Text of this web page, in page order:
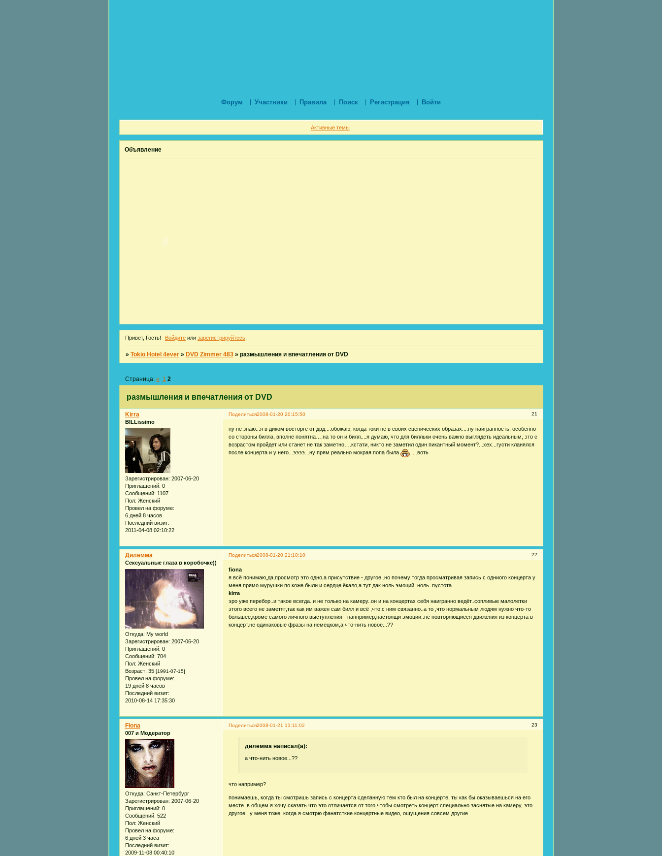
Форум Участники Правила Поиск Регистрация Войти
Активные темы
Объявление
Привет, Гость! Войдите или зарегистрируйтесь
» Tokio Hotel 4ever » DVD Zimmer 483 » размышления и впечатления от DVD
размышления и впечатления от DVD
Страница: « 1 2
Поделиться 21
2008-01-20 20:15:50
Kirra
BILLissimo
Зарегистрирован: 2007-06-20
Приглашений: 0
Сообщений: 1107
Пол: Женский
Провел на форуме:
6 дней 8 часов
Последний визит:
2011-04-08 02:10:22
ну не знаю...я в диком восторге от двд....обожаю, когда токи не в своих сценических образах....ну наигранность, особенно
со стороны билла, вполне понятна….на то он и билл....я думаю, что для билльки очень важно выглядеть идеальным, это с
возрастом пройдет или станет не так заметно….кстати, никто не заметил один пикантный момент?...хех...густи кланялся
после концерта и у него...ээээ...ну прям реально мокрая попа была
....воть
Поделиться 22
2008-01-20 21:10:10
Дилемма
Сексуальные глаза в коробочке))
Откуда: My world
Зарегистрирован: 2007-06-20
Приглашений: 0
Сообщений: 704
Пол: Женский
Возраст: 35 [1991-07-15]
Провел на форуме:
19 дней 8 часов
Последний визит:
2010-08-14 17:35:30
fiona
я всё понимаю,да,просмотр это одно,а присутствие - другое..но почему тогда просматривая запись с одниого концерта у
меня прямо мурушки по коже были и сердце ёкало,а тут дак ноль эмоций..ноль..пустота
kirra
эро уже перебор..и такое всегда..и не только на камеру..он и на концертах себя наигранно ведёт..сопливые малолетки
этого всего не заметят,так как им важен сам билл и всё ,что с ним связанно..а то ,что нормальным людям нужно что-то
большее,кроме самого личного выступления - наппример,настоящи эмоции..не повторяющиеся движения из концерта в
концерт.не одинаковые фразы на немецком,а что-нить новое...??
Поделиться 23
2008-01-21 13:11:02
Fiona
007 и Модератор
Откуда: Санкт-Петербург
Зарегистрирован: 2007-06-20
Приглашений: 0
Сообщений: 522
Пол: Женский
Провел на форуме:
6 дней 3 часа
Последний визит:
2009-11-08 00:40:10
дилемма написал(а):
а что-нить новое...??
что например?
понимаешь, когда ты смотришь запись с концерта сделанную тем кто был на концерте, ты как бы оказываешься на его
месте. в общем я хочу сказать что это отличается от того чтобы смотреть концерт специально заснятые на камеру, это
другое. у меня тоже, когда я смотрю фанатсткие концертные видео, ощущения совсем другие